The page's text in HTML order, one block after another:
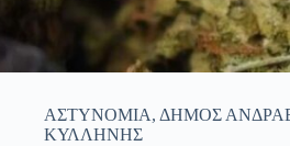
ΑΣΤΥΝΟΜΙΑ, ΔΗΜΟΣ
ΚΥΛΛΗΝΗΣ